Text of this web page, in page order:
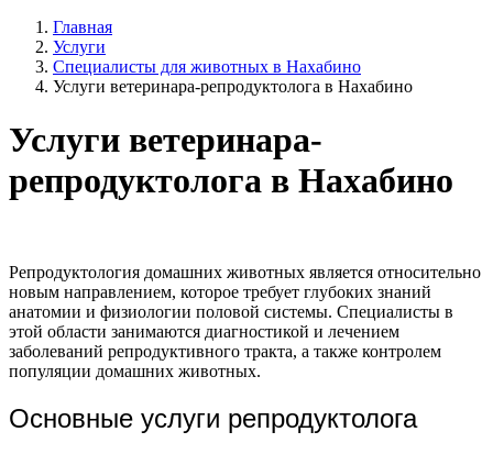
Главная
Услуги
Специалисты для животных в Нахабино
Услуги ветеринара-репродуктолога в Нахабино
Услуги ветеринара-
репродуктолога в Нахабино
Репродуктология домашних животных является относительно
новым направлением, которое требует глубоких знаний
анатомии и физиологии половой системы. Специалисты в
этой области занимаются диагностикой и лечением
заболеваний репродуктивного тракта, а также контролем
популяции домашних животных.
Основные услуги репродуктолога